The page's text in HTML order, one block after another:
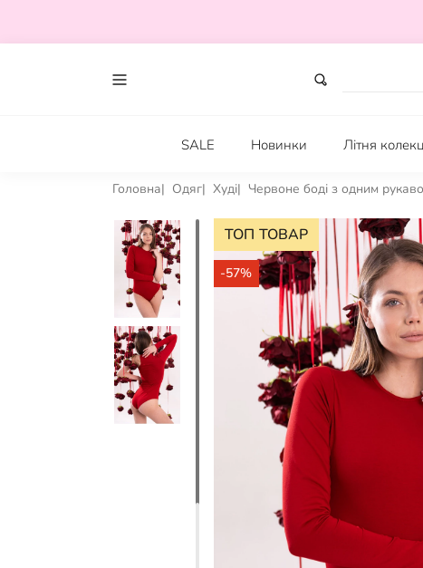
SALE Новинки Літня
Головна Одяг Худі Червоне боді з одним
ТОП ТОВАР
-57%